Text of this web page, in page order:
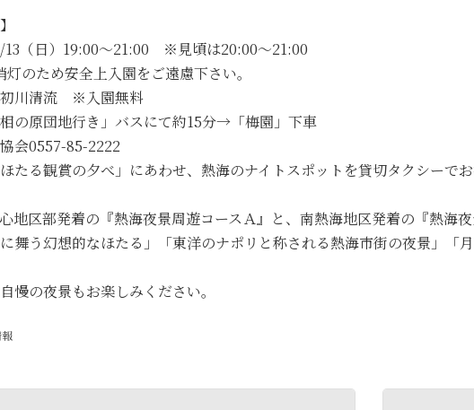
13（日）19:00～21:00 ※見頃は20:00～21:00
のため安全上入園をご遠慮下さい。
初川清流 ※入園無料
の原団地行き」バスにて約15分→「梅園」下車
会0557-85-2222
たる観賞の夕べ」にあわせ、熱海のナイトスポットを貸切タクシーで
地区部発着の『熱海夜景周遊コースＡ』と、南熱海地区発着の『熱海夜
に舞う幻想的なほたる」「東洋のナポリと称される熱海市街の夜景」「
慢の夜景もお楽しみください。